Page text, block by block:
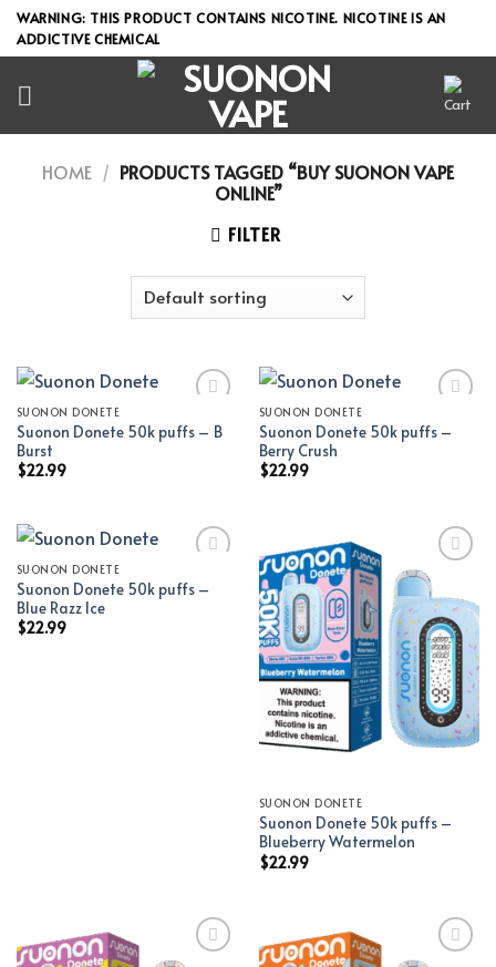
Skip
to
WARNING: THIS PRODUCT CONTAINS NICOTINE. NICOTINE IS AN
ADDICTIVE CHEMICAL
HOME / PRODUCTS TAGGED “BUY SUONON VAPE
ONLINE”
FILTER
Add to wishlist
SUONON DONETE
Suonon Donete 50k puffs – B
Burst
$22.99
Add to wishlist
SUONON DONETE
Suonon Donete 50k puffs –
Berry Crush
$22.99
Add to wishlist
SUONON DONETE
Suonon Donete 50k puffs –
Blue Razz Ice
$22.99
Add to wishlist
SUONON DONETE
Suonon Donete 50k puffs –
Blueberry Watermelon
$22.99